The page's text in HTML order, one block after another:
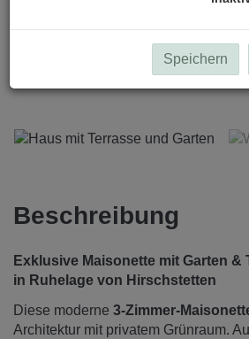
Beschreibung
Exklusive Maisonette mit Garten &
in Ruhelage von Hirschstetten
Diese moderne 3-Zimmer-
Architektur mit privatem Grünraum.
Speichern